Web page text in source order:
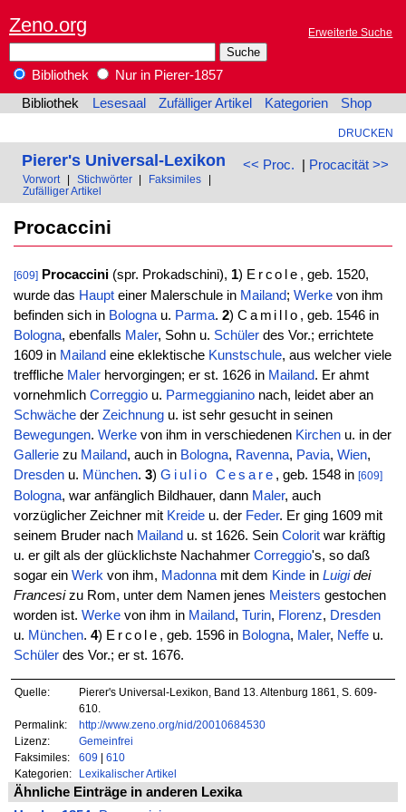
Zeno.org Erweiterte Suche
Bibliothek
Nur in Pierer-1857
Bibliothek
Lesesaal Zufälliger Artikel Kategorien Shop
DRUCKEN
<< Proc. | Procacität >>
Pierer's Universal-Lexikon
Vorwort Stichwörter Faksimiles
Zufälliger Artikel
Procaccini
[609] Procaccini(spr. Prokadschini), 1) Ercole , geb. 1520,
wurde das Haupteiner Malerschule in Mailand; Werkevon ihm
befinden sich in Bolognau. Parma. 2) Camillo , geb. 1546 in
Bologna, ebenfalls Maler, Sohn u. Schülerdes Vor.; errichtete
1609 in Mailand eine eklektische Kunstschule, aus welcher viele
treffliche Malerhervorgingen; er st. 1626 in Mailand. Er ahmt
vornehmlich Correggiou. Parmeggianinonach, leidet aber an
Schwächeder Zeichnungu. ist sehr gesucht in seinen
Bewegungen. Werkevon ihm in verschiedenen Kirchenu. in der
Galleriezu Mailand, auch in Bologna, Ravenna, Pavia, Wien,
Dresdenu. München. 3) Giulio Cesare , geb. 1548 in [609]
Bologna, war anfänglich Bildhauer, dann Maler, auch
vorzüglicher Zeichner mit Kreideu. der Feder. Er ging 1609 mit
seinem Bruder nach Mailand u. st 1626. Sein Coloritwar kräftig
u. er gilt als der glücklichste Nachahmer Correggio's, so daß
sogar ein Werkvon ihm, Madonnamit dem Kindein Luigidei
Francesizu Rom, unter dem Namen jenes Meisters gestochen
worden ist. Werkevon ihm in Mailand, Turin, Florenz, Dresden
u. München. 4) Ercole , geb. 1596 in Bologna, Maler, Neffe u.
Schülerdes Vor.; er st. 1676.
Quelle:
Pierer's Universal-Lexikon, Band 13. Altenburg 1861, S. 609-
610.
Permalink:
http://www.zeno.org/nid/20010684530
Lizenz:
Gemeinfrei
Faksimiles:
609 | 610
Kategorien:
Lexikalischer Artikel
Ähnliche Einträge in anderen Lexika